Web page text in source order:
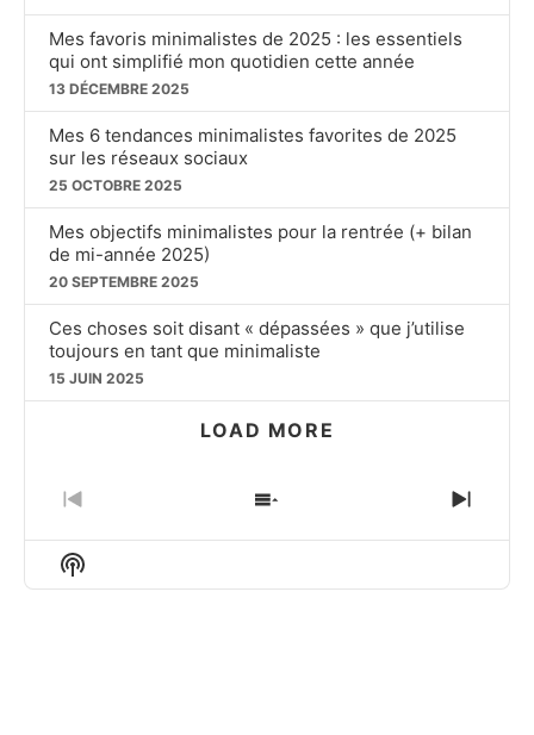
Mes favoris minimalistes de 2025 : les essentiels
qui ont simplifié mon quotidien cette année
13 DÉCEMBRE 2025
Mes 6 tendances minimalistes favorites de 2025
sur les réseaux sociaux
25 OCTOBRE 2025
Mes objectifs minimalistes pour la rentrée (+ bilan
de mi-année 2025)
20 SEPTEMBRE 2025
Ces choses soit disant « dépassées » que j’utilise
toujours en tant que minimaliste
15 JUIN 2025
LOAD MORE
PREVIOUS
EPISODE
SHOW
EPISODES
NEXT
Show
Podcast